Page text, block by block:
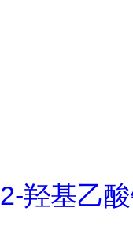
2-羟基乙